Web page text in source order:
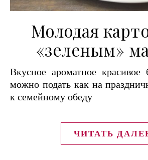
Молодая
«зеленым»
Вкусное ароматное красивое блюдо, которое
можно подать как на
к семейному обеду
ЧИТАТЬ